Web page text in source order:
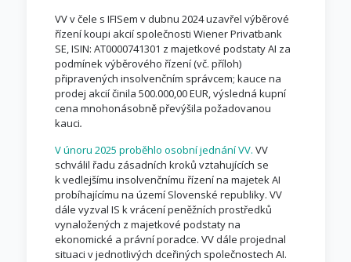
VV v čele s IFISem v dubnu 2024 uzavřel výběrové
řízení koupi akcií společnosti Wiener Privatbank
SE, ISIN: AT0000741301 z majetkové podstaty AI za
podmínek výběrového řízení (vč. příloh)
připravených insolvenčním správcem; kauce na
prodej akcií činila 500.000,00 EUR, výsledná kupní
cena mnohonásobně převýšila požadovanou
kauci.
V únoru 2025 proběhlo osobní jednání VV. VV
schválil řadu zásadních kroků vztahujících se
k vedlejšímu insolvenčnímu řízení na majetek AI
probíhajícímu na území Slovenské republiky. VV
dále vyzval IS k vrácení peněžních prostředků
vynaložených z majetkové podstaty na
ekonomické a právní poradce. VV dále projednal
situaci v jednotlivých dceřiných společnostech AI.